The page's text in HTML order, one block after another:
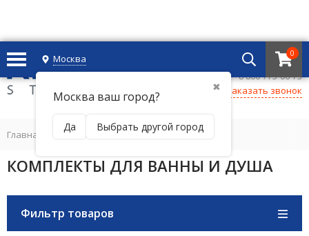
Москва
✖
Москва ваш город?
Да Выбрать другой город
0
+7 495 221 69 55
8 800-775-06-73
Заказать звонок
Главная КОМПЛЕКТЫ ДЛЯ ВАННЫ И ДУША
КОМПЛЕКТЫ ДЛЯ ВАННЫ И ДУША
Фильтр товаров